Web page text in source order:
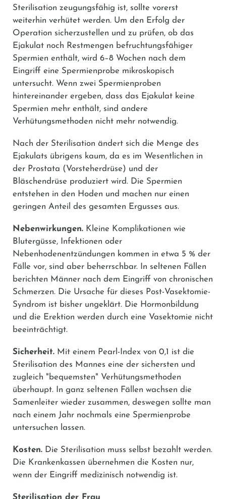
Sterilisation zeugungsfähig ist, sollte vorerst
weiterhin verhütet werden. Um den Erfolg der
Operation sicherzustellen und zu prüfen, ob das
Ejakulat noch Restmengen befruchtungsfähiger
Spermien enthält, wird 6–8 Wochen nach dem
Eingriff eine Spermienprobe mikroskopisch
untersucht. Wenn zwei Spermienproben
hintereinander ergeben, dass das Ejakulat keine
Spermien mehr enthält, sind andere
Verhütungsmethoden nicht mehr notwendig.
Nach der Sterilisation ändert sich die Menge des
Ejakulats übrigens kaum, da es im Wesentlichen in
der Prostata (Vorsteherdrüse) und der
Bläschendrüse produziert wird. Die Spermien
entstehen in den Hoden und machen nur einen
geringen Anteil des gesamten Ergusses aus.
Nebenwirkungen. Kleine Komplikationen wie
Blutergüsse, Infektionen oder
Nebenhodenentzündungen kommen in etwa 5 % der
Fälle vor, sind aber beherrschbar. In seltenen Fällen
berichten Männer nach dem Eingriff von chronischen
Schmerzen. Die Ursache für dieses Post-Vasektomie-
Syndrom ist bisher ungeklärt. Die Hormonbildung
und die Erektion werden durch eine Vasektomie nicht
beeinträchtigt.
Sicherheit. Mit einem Pearl-Index von 0,1 ist die
Sterilisation des Mannes eine der sichersten und
zugleich "bequemsten" Verhütungsmethoden
überhaupt. In ganz seltenen Fällen wachsen die
Samenleiter wieder zusammen, deswegen sollte man
nach einem Jahr nochmals eine Spermienprobe
untersuchen lassen.
Kosten. Die Sterilisation muss selbst bezahlt werden.
Die Krankenkassen übernehmen die Kosten nur,
wenn der Eingriff medizinisch notwendig ist.
Sterilisation der Frau